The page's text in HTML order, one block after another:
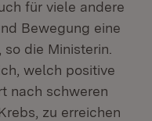
für viele andere
Bewegung eine
die Ministerin.
welch positive
nach schweren
zu erreichen